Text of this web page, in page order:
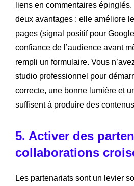
liens en commentaires
deux avantages : elle améliore
pages (signal positif pour
confiance de l’audience avant
rempli un formulaire. Vous
studio professionnel pour
correcte, une bonne lumière et
suffisent à produire des
5. Activer des
collaborations
Les partenariats sont un levier